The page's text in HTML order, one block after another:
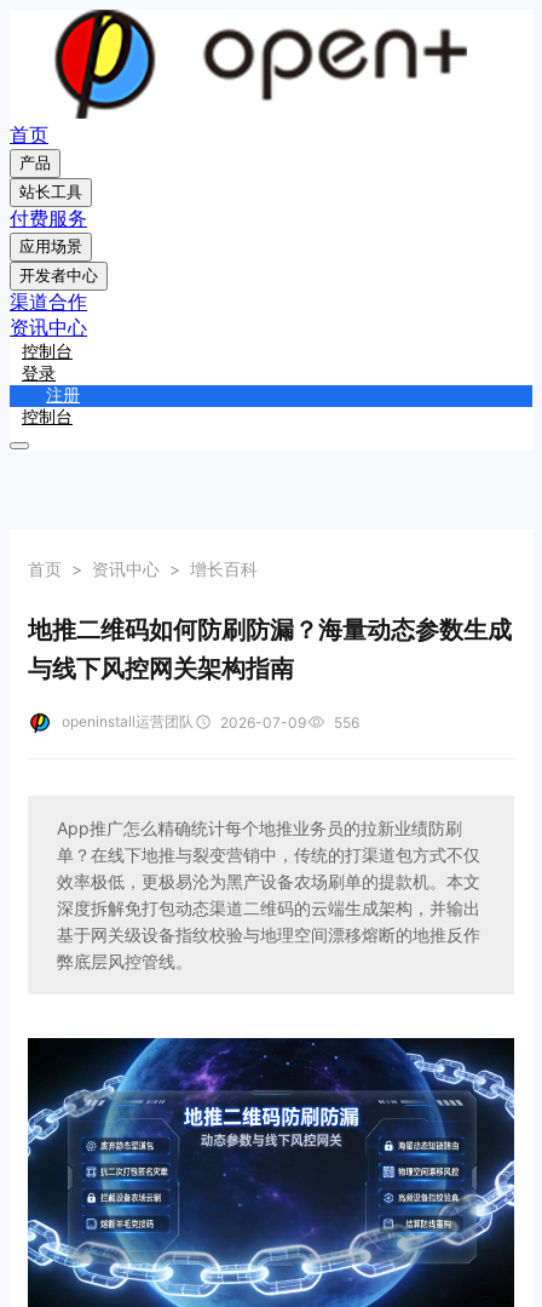
首页
产品
站长工具
付费服务
应用场景
开发者中心
渠道合作
资讯中心
控制台
登录
注册
控制台
首页 > 资讯中心 > 增长百科
地推二维码如何防刷防漏？海量动态参数生成
与线下风控网关架构指南
openinstall运营团队 2026-07-09 556
App推广怎么精确统计每个地推业务员的拉新业绩防刷
单？在线下地推与裂变营销中，传统的打渠道包方式不仅
效率极低，更极易沦为黑产设备农场刷单的提款机。本文
深度拆解免打包动态渠道二维码的云端生成架构，并输出
基于网关级设备指纹校验与地理空间漂移熔断的地推反作
弊底层风控管线。